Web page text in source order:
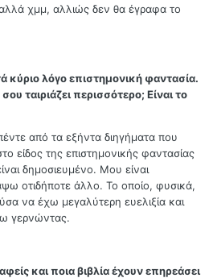
χμμ, αλλιώς δεν θα έγραφα το
κύριο λόγο επιστημονική φαντασία.
ταιριάζει περισσότερο; Είναι το
από τα εξήντα διηγήματα που
είδος της επιστημονικής φαντασίας
δημοσιευμένο. Μου είναι
οτιδήποτε άλλο. Το οποίο, φυσικά,
να έχω μεγαλύτερη ευελιξία και
γερνώντας.
και ποια βιβλία έχουν επηρεάσει